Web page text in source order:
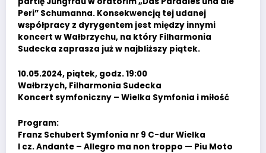
Peri” Schumanna. Konsekwencją tej udanej
współpracy z dyrygentem jest między innymi
koncert w Wałbrzychu, na który Filharmonia
Sudecka zaprasza już w najbliższy piątek.
10.05.2024, piątek, godz. 19:00
Wałbrzych, Filharmonia Sudecka
Koncert symfoniczny – Wielka Symfonia i miłość
Program:
Franz Schubert Symfonia nr 9 C-dur Wielka
I cz. Andante – Allegro ma non troppo — Piu Moto